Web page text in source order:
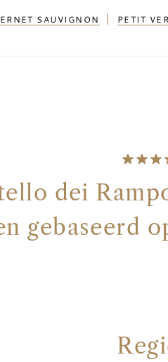
SAUVIGNON PETIT
dei
gebaseerd